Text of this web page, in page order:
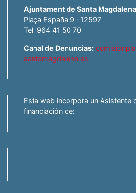
Ajuntament de Santa
Plaça España 9 · 12597
Tel. 964 41 50 70
Canal de Denuncias:
santamagdalena.es
Esta web incorpora un Asistente
financiación de: